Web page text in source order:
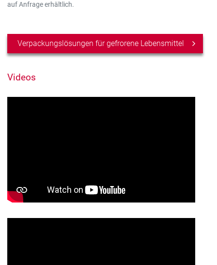
auf Anfrage erhältlich.
Verpackungslösungen für gefrorene Lebensmittel
Videos